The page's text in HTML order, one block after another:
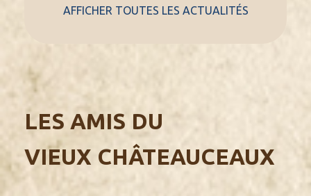
AFFICHER TOUTES LES ACTUALITÉS
LES AMIS DU
VIEUX CHÂTEAUCEAUX